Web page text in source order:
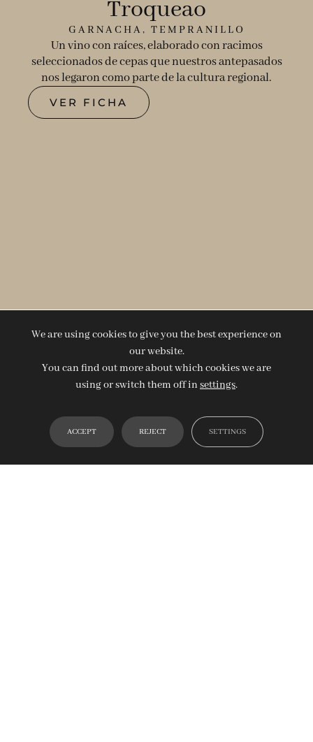
Troqueao
GARNACHA, TEMPRANILLO
Un vino con raíces, elaborado con racimos
seleccionados de cepas que nuestros antepasados
nos legaron como parte de la cultura regional.
VER FICHA
We are using cookies to give you the best experience on
our website.
You can find out more about which cookies we are
using or switch them off insettings.
ACCEPT REJECT SETTINGS